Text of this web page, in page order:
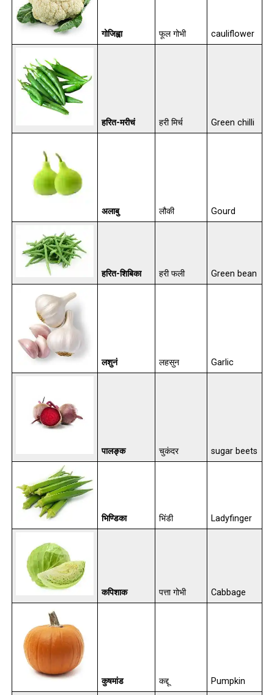
गोजिह्वा फूल गोभी cauliflower
हरित-मरीचं हरी मिर्च Green chilli
अलाबु लौकी Gourd
हरित-शिबिका हरी फली Green bean
लशुनं लहसुन Garlic
पालङ्क चुकंदर sugar beets
भिण्डिका भिंडी Ladyfinger
कपिशाक पत्ता गोभी Cabbage
कुषमांड कद्दू Pumpkin